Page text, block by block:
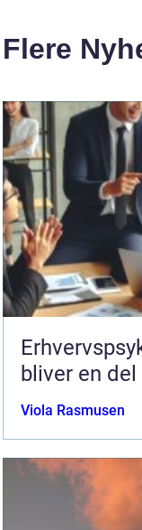
Flere
Erhvervspsykolog
bliver en
Viola Rasmusen